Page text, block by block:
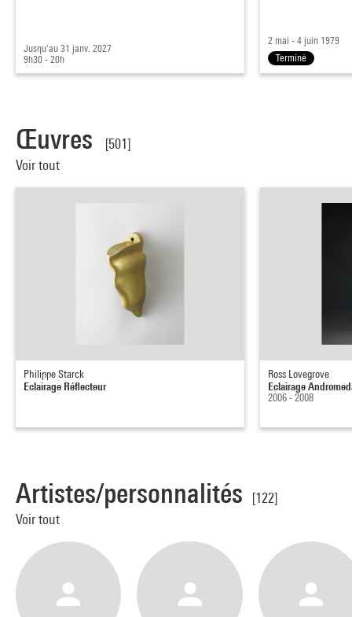
Jusqu'au 31 janv. 2027
9h30 - 20h
2 mai - 4 juin 1979
Terminé
Œuvres
[501]
Voir tout
Philippe Starck
Eclairage Réflecteur
Ross Lovegrove
Eclairage
2006 - 2008
Artistes/personnalités
[122]
Voir tout